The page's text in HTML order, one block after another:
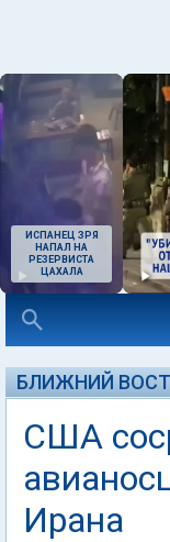
ИСПАНЕЦ ЗРЯ
НАПАЛ НА
РЕЗЕРВИСТА
ЦАХАЛА
БЛИЖНИЙ
США
Ирана